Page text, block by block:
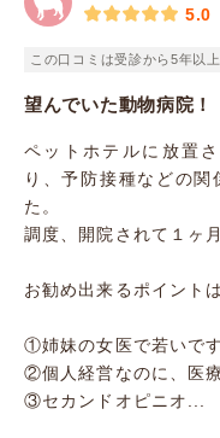
5.0
この口コミは受診から5年以
望んでいた動物病院！
ペットホテルに放置
り、予防接種などの
た。
調度、開院されて１ヶ
お勧め出来るポイント
①姉妹の女医で若いで
②個人経営なのに、医
③セカンドオピニオ...